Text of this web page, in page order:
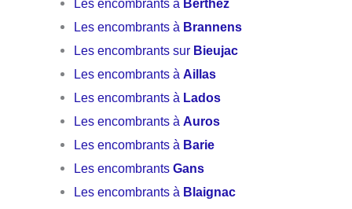
Les encombrants à Berthez
Les encombrants à Brannens
Les encombrants sur Bieujac
Les encombrants àAillas
Les encombrants à Lados
Les encombrants àAuros
Les encombrants à Barie
Les encombrantsGans
Les encombrants à Blaignac